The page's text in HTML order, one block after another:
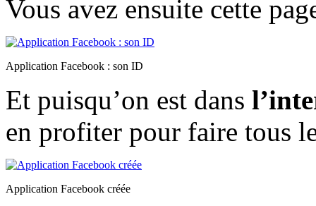
Vous avez ensuite cette
Application Facebook : son ID
Et puisqu’on est dans
en profiter pour faire tous
Application Facebook créée